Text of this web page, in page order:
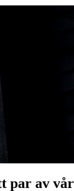
par av